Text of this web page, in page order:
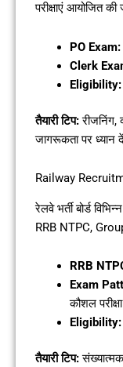
परीक्षाएं आयोजित की
PO Exam:
Clerk
Eligibility:
तैयारी टिप:रीजनिंग,
जागरूकता पर ध्यान
Railway
रेलवे भर्ती बोर्ड
RRB NTPC,
RRB
Exam
कौशल परीक्षा
Eligibility:
तैयारी टिप:संख्यात्मक